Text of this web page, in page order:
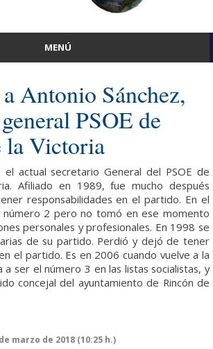
MENÚ
Antonio Sánchez,
PSOE de
la Victoria
el actual secretario General del PSOE de
Afiliado en 1989, fue mucho después
responsabilidades en el partido. En el
2 pero no tomó en ese momento
personales y profesionales. En 1998 se
de su partido. Perdió y dejó de tener
el partido. Es en 2006 cuando vuelve a la
a ser el número 3 en las listas socialistas, y
concejal del ayuntamiento de Rincón de
marzo de 2018 (10:25 h.)